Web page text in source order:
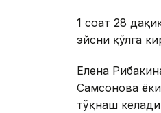
1 соат 28
эйсни қўлга
Елена
Самсонова
тўқнаш